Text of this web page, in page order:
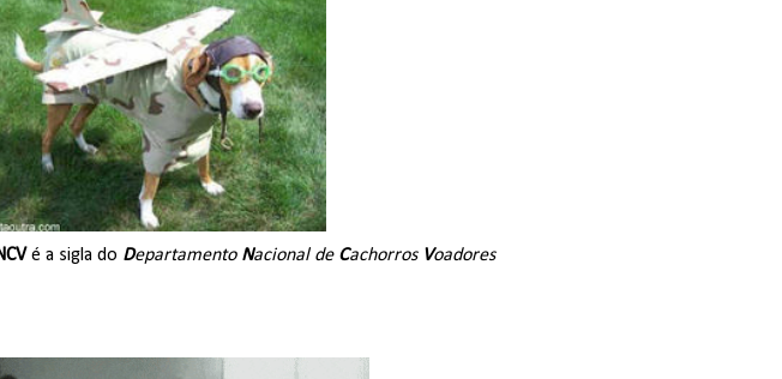
é a sigla do Departamento Nacional de Cachorros Voadores